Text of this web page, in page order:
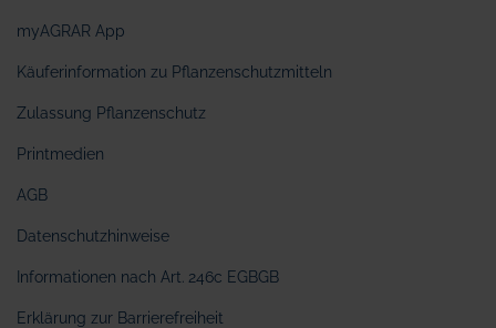
myAGRAR App
Käuferinformation zu Pflanzenschutzmitteln
Zulassung Pflanzenschutz
Printmedien
AGB
Datenschutzhinweise
Informationen nach Art. 246c EGBGB
Erklärung zur Barrierefreiheit